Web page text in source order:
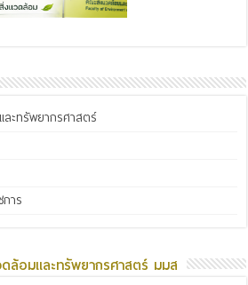
ะทรัพยากรศาสตร์
าร
ล้อมและทรัพยากรศาสตร์ มมส